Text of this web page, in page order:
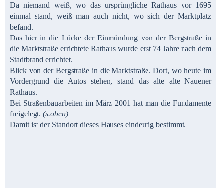
Da niemand weiß, wo das ursprüngliche Rathaus vor 1695
einmal stand, weiß man auch nicht, wo sich der Marktplatz
befand.
Das hier in die Lücke der Einmündung von der Bergstraße in
die Marktstraße errichtete Rathaus wurde erst 74 Jahre nach dem
Stadtbrand errichtet.
Blick von der Bergstraße in die Marktstraße. Dort, wo heute im
Vordergrund die Autos stehen, stand das alte alte Nauener
Rathaus.
Bei Straßenbauarbeiten im März 2001 hat man die Fundamente
freigelegt. (s.oben)
Damit ist der Standort dieses Hauses eindeutig bestimmt.